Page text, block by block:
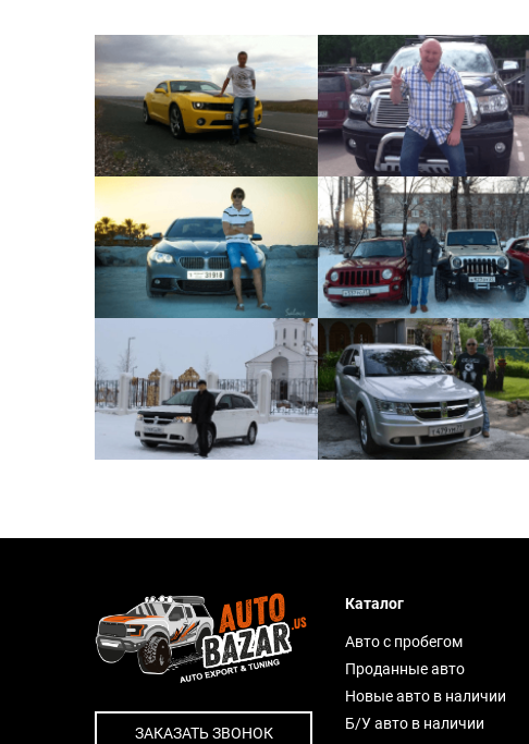
ЗАКАЗАТЬ ЗВОНОК
Каталог
Авто с пробегом
Проданные авто
Новые авто в наличии
Б/У авто в наличии